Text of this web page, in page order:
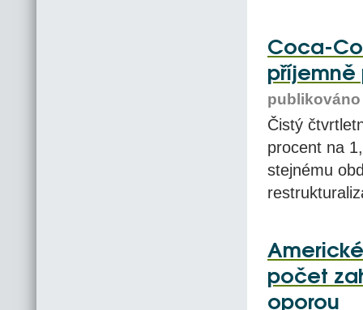
Coca-
příjemně
publikováno
Čistý
procent na
stejnému
počet
oporou